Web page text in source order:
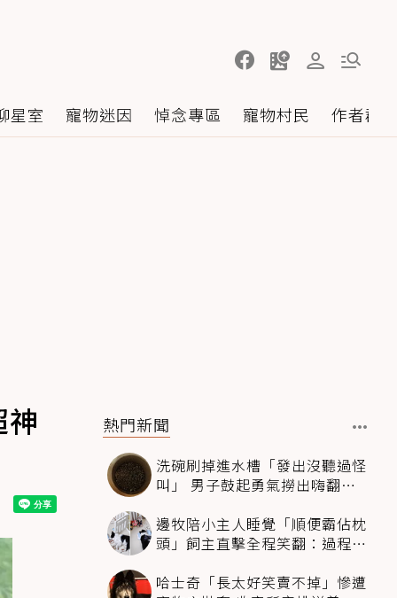
星室 寵物迷因 悼念專區 寵物村民 作者群
熱門新聞
洗碗刷掉進水槽「發出沒聽過怪
叫」 男子鼓起勇氣撈出嗨翻：
邊牧陪小主人睡覺「順便霸佔枕
頭」飼主直擊全程笑翻：過程絲
哈士奇「長太好笑賣不掉」慘遭